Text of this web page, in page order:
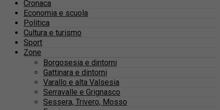
Cronaca
Economia e scuola
Politica
Cultura e turismo
Sport
Zone
Borgosesia e dintorni
Gattinara e dintorni
Varallo e alta Valsesia
Serravalle e Grignasco
Sessera, Trivero, Mosso